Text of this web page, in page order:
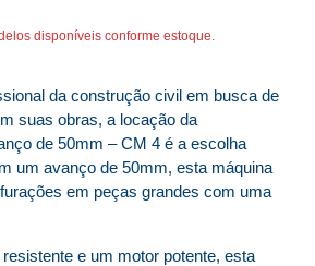
disponíveis conforme estoque.
da construção civil em busca de
suas obras, a locação da
de 50mm – CM 4 é a escolha
um avanço de 50mm, esta máquina
em peças grandes com uma
e um motor potente, esta